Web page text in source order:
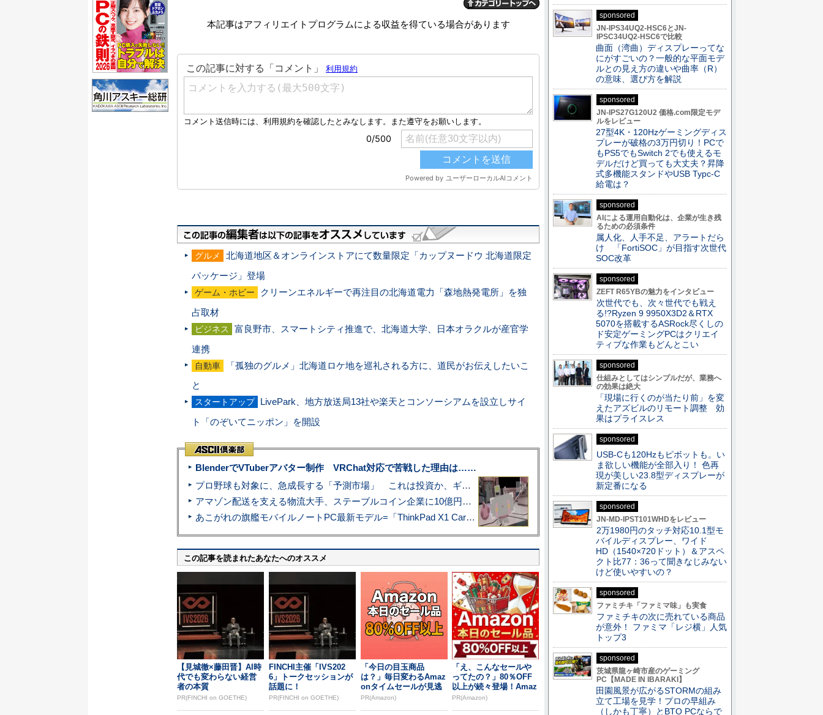
本記事はアフィリエイトプログラムによる収益を得ている場合があります
グルメ
北海道地区＆オンラインストアにて数量限定「カップヌードウ 北海道限定
パッケージ」登場
ゲーム・ホビー
クリーンエネルギーで再注目の北海道電力「森地熱発電所」を独
占取材
ビジネス
富良野市、スマートシティ推進で、北海道大学、日本オラクルが産官学
連携
自動車
「孤独のグルメ」北海道ロケ地を巡礼される方に、道民がお伝えしたいこ
と
スタートアップ
LivePark、地方放送局13社や楽天とコンソーシアムを設立しサイ
ト「のぞいてニッポン」を開設
BlenderでVTuberアバター制作 VRChat対応で苦戦した理由は……
プロ野球も対象に、急成長する「予測市場」 これは投資か、ギャンブルか
アマゾン配送を支える物流大手、ステーブルコイン企業に10億円投資のワケ
あこがれの旗艦モバイルノートPC最新モデル=「ThinkPad X1 Carbon Gen 14 Aura Edition」実機レビュー
この記事を読まれたあなたへのオススメ
【見城徹×藤田晋】AI時
代でも変わらない経営
者の本質
PR(FINCHI on GOETHE)
FINCHI主催「IVS202
6」トークセッションが
話題に！
PR(FINCHI on GOETHE)
「今日の目玉商品
は？」毎日変わるAmaz
onタイムセールが見逃
せない
PR(Amazon)
「え、こんなセールや
ってたの？」80％OFF
以上が続々登場！Amaz
onの本気が...
PR(Amazon)
sponsored
JN-IPS34UQ2-HSC6とJN-
IPSC34UQ2-HSC6で比較
曲面（湾曲）ディスプレーってな
にがすごいの？一般的な平面モデ
ルとの見え方の違いや曲率（R）
の意味、選び方を解説
sponsored
JN-IPS27G120U2 価格.com限定モデ
ルをレビュー
27型4K・120Hzゲーミングディス
プレーが破格の3万円切り！PCで
もPS5でもSwitch 2でも使えるモ
デルだけど買っても大丈夫？昇降
式多機能スタンドやUSB Typc-C
給電は？
sponsored
AIによる運用自動化は、企業が生き残
るための必須条件
属人化、人手不足、アラートだら
け 「FortiSOC」が目指す次世代
SOC改革
sponsored
ZEFT R65YBの魅力をインタビュー
次世代でも、次々世代でも戦え
る!?Ryzen 9 9950X3D2＆RTX
5070を搭載するASRock尽くしの
ド安定ゲーミングPCはクリエイ
ティブな作業もどんとこい
sponsored
仕組みとしてはシンプルだが、業務へ
の効果は絶大
「現場に行くのが当たり前」を変
えたアズビルのリモート調整 効
果はプライスレス
sponsored
USB-Cも120Hzもピボットも。い
ま欲しい機能が全部入り！ 色再
現が美しい23.8型ディスプレーが
新定番になる
sponsored
JN-MD-IPST101WHDをレビュー
2万1980円のタッチ対応10.1型モ
バイルディスプレー、ワイド
HD（1540×720ドット）＆アスペ
クト比77：36って聞きなじみない
けど使いやすいの？
sponsored
ファミチキ「ファミマ味」も実食
ファミチキの次に売れている商品
が意外！ ファミマ「レジ横」人気
トップ3
sponsored
茨城県龍ヶ崎市産のゲーミング
PC【MADE IN IBARAKI】
田園風景が広がるSTORMの組み
立て工場を見学！プロの早組み
（しかも丁寧）とBTO PCならで